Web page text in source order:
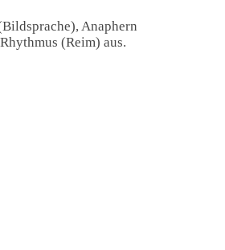
Anaphern
(Reim) aus.